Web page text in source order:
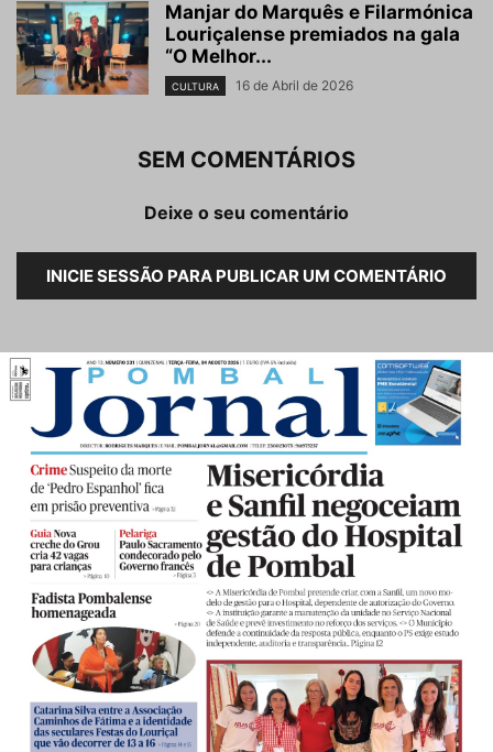
Manjar do Marquês e Filarmónica
Louriçalense premiados na gala
“O Melhor...
CULTURA 16 de Abril de 2026
SEM COMENTÁRIOS
Deixe o seu comentário
INICIE SESSÃO PARA PUBLICAR UM COMENTÁRIO